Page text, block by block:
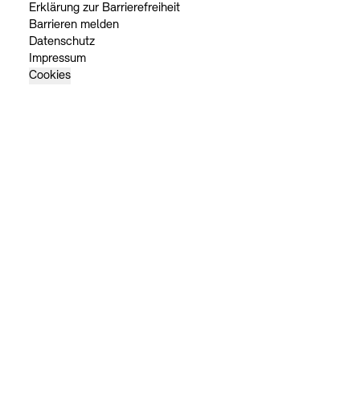
Erklärung zur Barrierefreiheit
Barrieren melden
Datenschutz
Impressum
Cookies